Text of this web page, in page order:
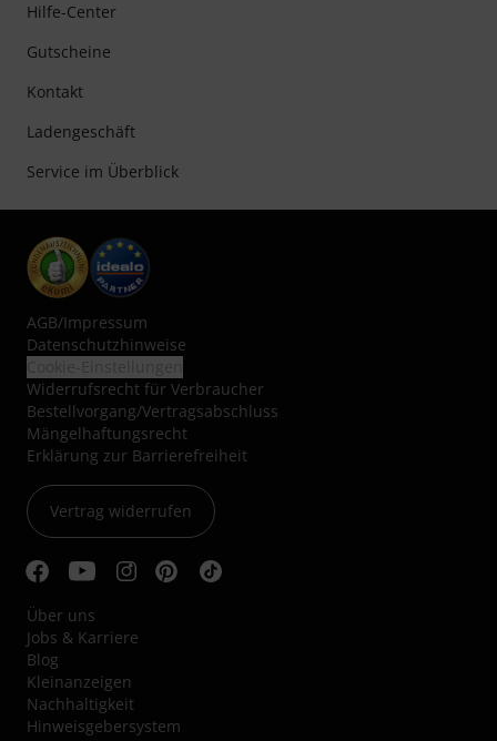
Hilfe-Center
Gutscheine
Kontakt
Ladengeschäft
Service im Überblick
AGB/Impressum
Datenschutzhinweise
Widerrufsrecht für Verbraucher
Bestellvorgang/Vertragsabschluss
Mängelhaftungsrecht
Erklärung zur Barrierefreiheit
Vertrag widerrufen
Über uns
Jobs & Karriere
Blog
Kleinanzeigen
Nachhaltigkeit
Hinweisgebersystem